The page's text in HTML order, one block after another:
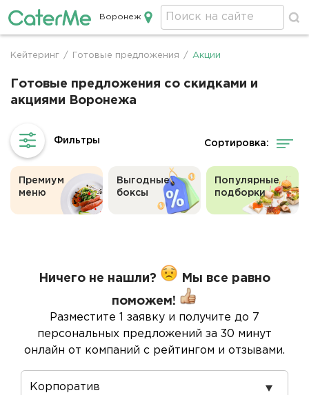
Кейтеринг в Воронеже
Воронеж
Строка
Кейтеринг / Готовые предложения / Акции
Готовые предложения со скидками и
акциями Воронежа
Сортировка:
Премиум
меню
Выгодные
боксы
Популярные
подборки
Ничего не нашли? Мы все равно
поможем!
Разместите 1 заявку и получите до 7
персональных предложений за 30 минут
онлайн от компаний с рейтингом и отзывами.
Повод